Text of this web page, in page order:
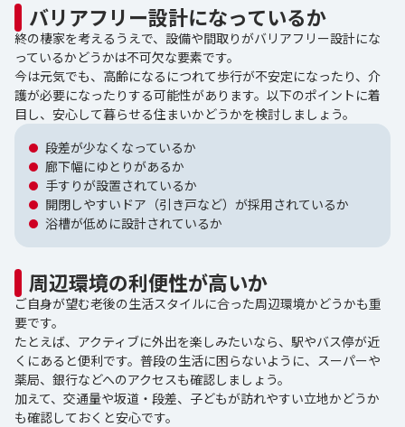
バリアフリー設計になっているか
終の棲家を考えるうえで、設備や間取りがバリアフリー設計にな
っているかどうかは不可欠な要素です。
今は元気でも、高齢になるにつれて歩行が不安定になったり、介
護が必要になったりする可能性があります。以下のポイントに着
目し、安心して暮らせる住まいかどうかを検討しましょう。
段差が少なくなっているか
廊下幅にゆとりがあるか
手すりが設置されているか
開閉しやすいドア（引き戸など）が採用されているか
浴槽が低めに設計されているか
周辺環境の利便性が高いか
ご自身が望む老後の生活スタイルに合った周辺環境かどうかも重
要です。
たとえば、アクティブに外出を楽しみたいなら、駅やバス停が近
くにあると便利です。普段の生活に困らないように、スーパーや
薬局、銀行などへのアクセスも確認しましょう。
加えて、交通量や坂道・段差、子どもが訪れやすい立地かどうか
も確認しておくと安心です。